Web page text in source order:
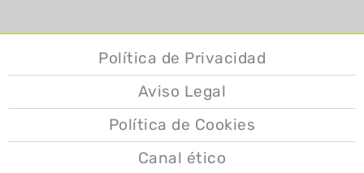
Política de Privacidad
Aviso Legal
Política de Cookies
Canal ético